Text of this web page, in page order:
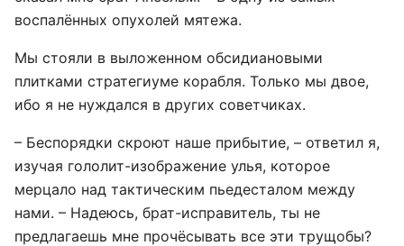
воспалённых опухолей мятежа.
Мы стояли в выложенном обсидиановыми
плитками стратегиуме корабля. Только мы двое,
ибо я не нуждался в других советчиках.
– Беспорядки скроют наше прибытие, – ответил я,
изучая гололит-изображение улья, которое
мерцало над тактическим пьедесталом между
нами. – Надеюсь, брат-исправитель, ты не
предлагаешь мне прочёсывать все эти трущобы?